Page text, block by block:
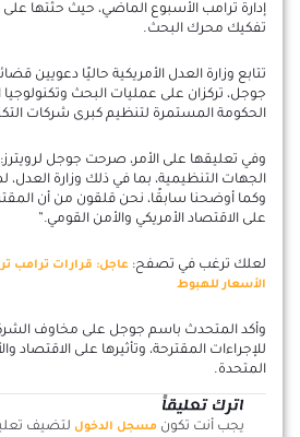
إدارة ترامب الأسبوع الماضي، حيث حثتها
تفكيك محرك البحث.
تتابع وزارة العدل الأمريكية حاليًا دعويين
جوجل، تركزان على عمليات البحث وتكنولوجيا
الحكومة المستمرة لتنظيم كبرى شركات
وفي تعليقها على الأمر، صرحت جوجل
الجهات التنظيمية، بما في ذلك وزارة
وكما أوضحنا سابقًا، نحن قلقون من أن
على الاقتصاد الأمريكي والأمن القومي.”
لعلك ترغب في تصفح: عاجل: قرارات ترامب
الأسعار للهبوط
وأكد المتحدث باسم جوجل على مخاوف
للإجراءات المقترحة، وتأثيرها على الاقتصاد
المتحدة.
اترك تعليقاً
يجب أنت تكون مسجل الدخول لتضيف